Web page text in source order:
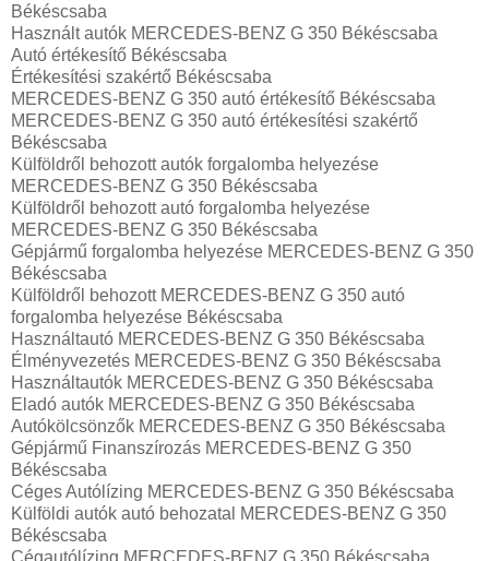
Békéscsaba
Használt autó‎k MERCEDES-BENZ G 350 Békéscsaba
Autó értékesítő Békéscsaba
Értékesítési szakértő Békéscsaba
MERCEDES-BENZ G 350 autó értékesítő Békéscsaba
MERCEDES-BENZ G 350 autó értékesítési szakértő
Békéscsaba
Külföldről behozott autók forgalomba helyezése
MERCEDES-BENZ G 350 Békéscsaba
Külföldről behozott autó forgalomba helyezése
MERCEDES-BENZ G 350 Békéscsaba
Gépjármű forgalomba helyezése MERCEDES-BENZ G 350
Békéscsaba
Külföldről behozott MERCEDES-BENZ G 350 autó
forgalomba helyezése Békéscsaba
Használtautó‎ MERCEDES-BENZ G 350 Békéscsaba
Élményvezetés MERCEDES-BENZ G 350 Békéscsaba
Használtautó‎k MERCEDES-BENZ G 350 Békéscsaba
Eladó autók MERCEDES-BENZ G 350 Békéscsaba
Autókölcsönzők MERCEDES-BENZ G 350 Békéscsaba
Gépjármű Finanszírozás MERCEDES-BENZ G 350
Békéscsaba
Céges Autólízing MERCEDES-BENZ G 350 Békéscsaba
Külföldi autók‎ autó behozatal MERCEDES-BENZ G 350
Békéscsaba
Cégautólízing MERCEDES-BENZ G 350 Békéscsaba